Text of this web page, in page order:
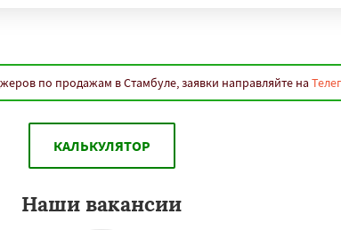
по продажам в Стамбуле, заявки направляйте на
КАЛЬКУЛЯТОР
Наши вакансии